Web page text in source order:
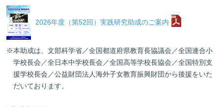
2026年度（第52回）実践研究助成のご案内
※本助成は、文部科学省／全国都道府県教育長協議会／全国連合小
学校長会／全日本中学校長会／全国高等学校長協会／全国特別支
援学校長会／公益財団法人海外子女教育振興財団から後援をいた
だいております。